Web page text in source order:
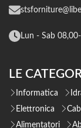
Lun - Sab
LE
Informatica
Elettronica
Alimentatori